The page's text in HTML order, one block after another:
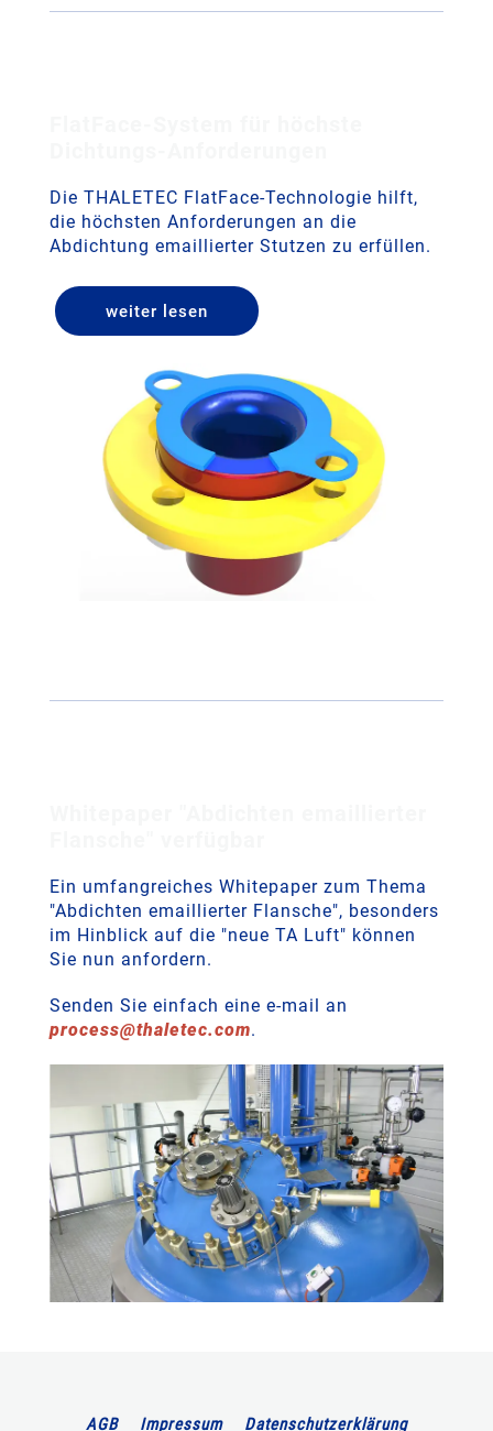
Die THALETEC FlatFace-Technologie hilft,
die höchsten Anforderungen an die
Abdichtung emaillierter Stutzen zu erfüllen.
weiter lesen
Ein umfangreiches Whitepaper zum Thema
"Abdichten emaillierter Flansche", besonders
im Hinblick auf die "neue TA Luft" können
Sie nun anfordern.
Senden Sie einfach eine e-mail an
process@thaletec.com.
AGB Impressum Datenschutzerklärung